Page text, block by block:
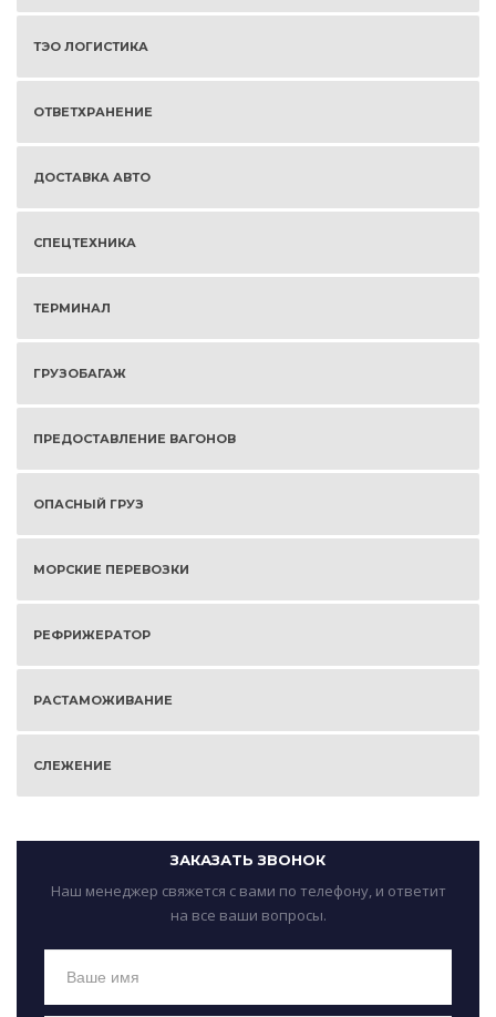
ТЭО ЛОГИСТИКА
ОТВЕТХРАНЕНИЕ
ДОСТАВКА АВТО
СПЕЦТЕХНИКА
ТЕРМИНАЛ
ГРУЗОБАГАЖ
ПРЕДОСТАВЛЕНИЕ ВАГОНОВ
ОПАСНЫЙ ГРУЗ
МОРСКИЕ ПЕРЕВОЗКИ
РЕФРИЖЕРАТОР
РАСТАМОЖИВАНИЕ
СЛЕЖЕНИЕ
ЗАКАЗАТЬ ЗВОНОК
Наш менеджер свяжется с вами по телефону, и ответит
на все ваши вопросы.